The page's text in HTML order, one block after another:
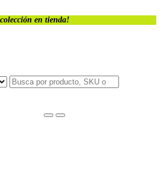
en tienda!